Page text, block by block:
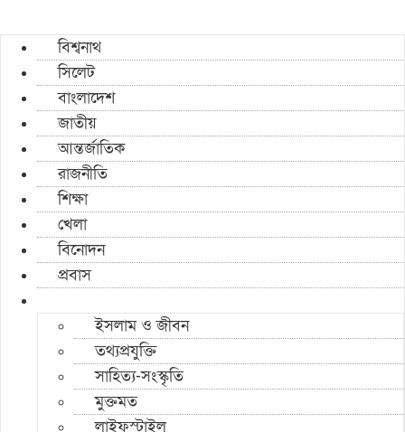
বিশ্বনাথ
সিলেট
বাংলাদেশ
জাতীয়
আন্তর্জাতিক
রাজনীতি
শিক্ষা
খেলা
বিনোদন
প্রবাস
ইসলাম ও জীবন
তথ্যপ্রযুক্তি
সাহিত্য-সংস্কৃতি
মুক্তমত
লাইফস্টাইল